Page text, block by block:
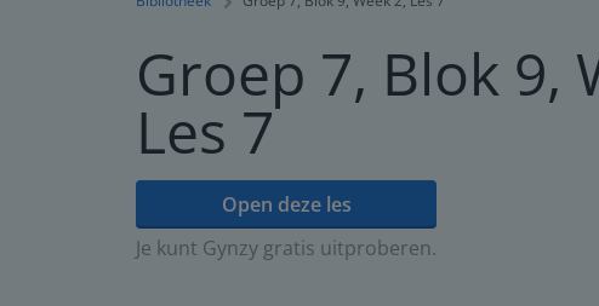
Groep 7, Blok 9,
Les 7
Open deze les
Je kunt Gynzy gratis uitproberen.